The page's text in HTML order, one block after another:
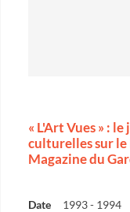
« L'Art Vues » :
culturelles sur le
Magazine du
Date 1993 - 1994